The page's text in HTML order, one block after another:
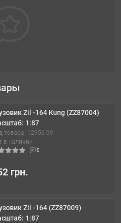
Zil -164 Кung (ZZ87004)
1:87
товара: 12956-09
в наличии
0
грн.
Zil -164 (ZZ87009)
1:87